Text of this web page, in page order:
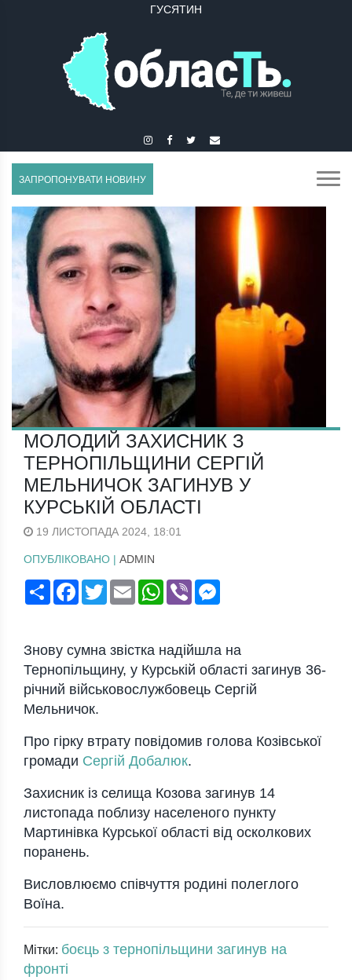
ГУСЯТИН
ЗАПРОПОНУВАТИ НОВИНУ
МОЛОДИЙ ЗАХИСНИК З
ТЕРНОПІЛЬЩИНИ СЕРГІЙ
МЕЛЬНИЧОК ЗАГИНУВ У
КУРСЬКІЙ ОБЛАСТІ
19 ЛИСТОПАДА 2024, 18:01
ОПУБЛІКОВАНО | ADMIN
ПоширитиFacebook
TwitterEmail WhatsApp
Viber
Знову сумна звістка надійшла на
Тернопільщину, у Курській області загинув 36-
річний військовослужбовець Сергій
Мельничок.
Про гірку втрату повідомив голова Козівської
громади Сергій Добалюк.
Захисник із селища Козова загинув 14
листопада поблизу населеного пункту
Мартинівка Курської області від осколкових
поранень.
Висловлюємо співчуття родині полеглого
Воїна.
Мітки: боєць з тернопільщини загинув на
фронті